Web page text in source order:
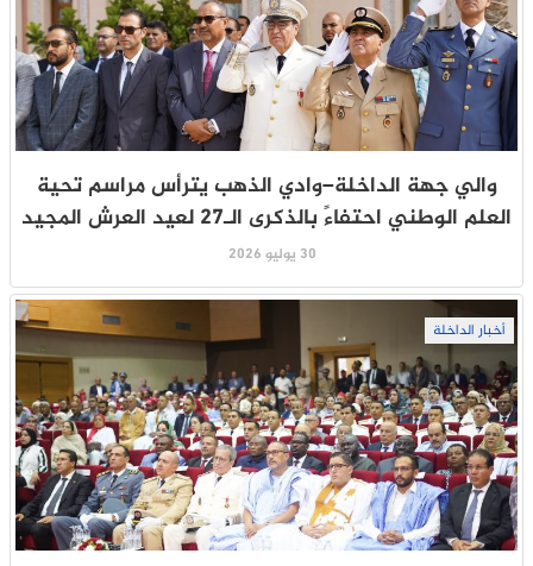
والي جهة الداخلة–وادي الذهب يترأس مراسم تحية
العلم الوطني احتفاءً بالذكرى الـ27 لعيد العرش المجيد
30 يوليو 2026
أخبار الداخلة